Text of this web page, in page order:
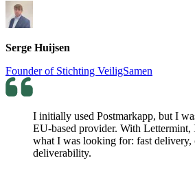
Serge Huijsen
Founder of Stichting VeiligSamen
I initially used Postmarkapp, but I
EU-based provider. With
what I was looking for: fast delivery,
deliverability.